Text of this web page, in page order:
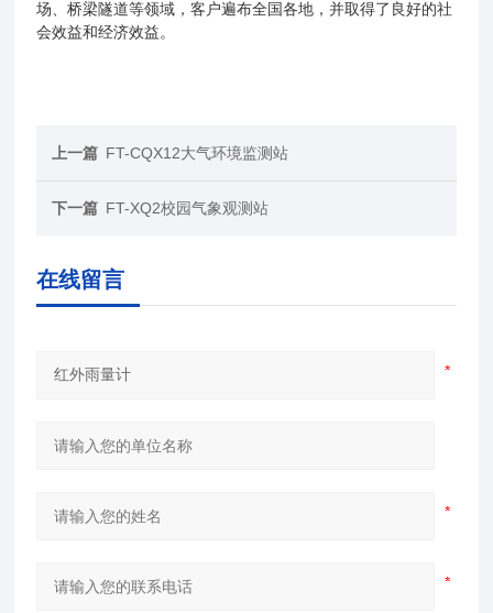
场、桥梁隧道等领域，客户遍布全国各地，并取得了良好的社
会效益和经济效益。
上一篇 FT-CQX12大气环境监测站
下一篇 FT-XQ2校园气象观测站
在线留言